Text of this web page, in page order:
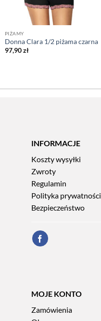
PIŻAMY
Donna Clara 1/2 piżama czarna
97,90zł
INFORMACJE
Koszty wysyłki
Zwroty
Regulamin
Polityka prywatności
Bezpieczeństwo
MOJE KONTO
Zamówienia